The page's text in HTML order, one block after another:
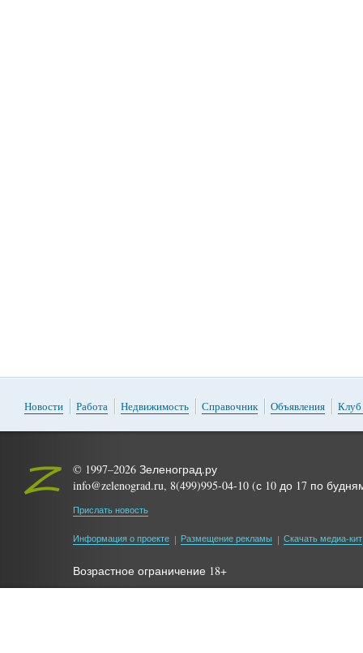
Новости Работа Недвижимость Справочник Объявления Клуб
© 1997–2026 Зеленоград.ру
info@zelenograd.ru, 8(499)995-04-10 (с 10 до 17 по
Прислать новость
Информация о проекте Размещение рекламы Скачать медиа-кит
Возрастное ограничение 18+